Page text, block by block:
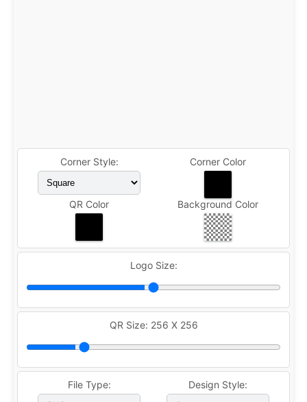
Corner Style: Corner Color
QR Color Background Color
Logo Size:
QR Size: 256 X 256
File Type: Design Style: